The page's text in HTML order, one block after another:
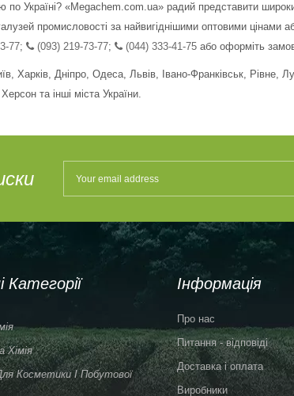
Україні? «Megachem.com.ua» радий представити
промисловості за найвигіднішими оптовими цінами
77; (093) 219-73-77; (044) 333-41-75 або оформіть
Харків, Дніпро, Одеса, Львів, Івано-Франківськ, Рівне,
та інші міста України.
Категорії
Хімія
Косметики І Побутової
Інформація
Про нас
Питання - відповіді
Доставка і оплата
Виробники